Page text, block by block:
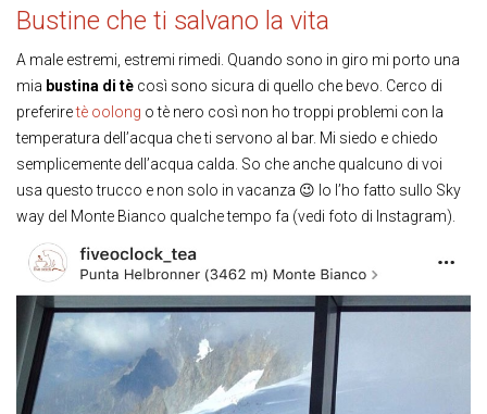
Bustine che ti salvano la vita
A male estremi, estremi rimedi. Quando sono in giro mi porto una
mia bustina di tè così sono sicura di quello che bevo. Cerco di
preferiretè oolong o tè nero così non ho troppi problemi con la
temperatura dell’acqua che ti servono al bar. Mi siedo e chiedo
semplicemente dell’acqua calda. So che anche qualcuno di voi
usa questo trucco e non solo in vacanza 😉 Io l’ho fatto sullo Sky
way del Monte Bianco qualche tempo fa (vedi foto di Instagram).